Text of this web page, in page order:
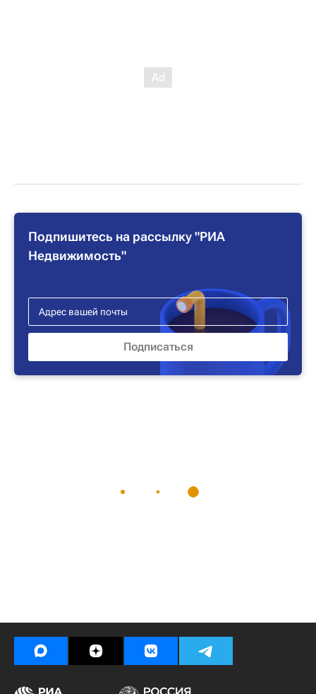
Подпишитесь на рассылку "РИА
Недвижимость"